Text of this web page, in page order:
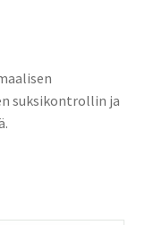
suksikontrollin ja